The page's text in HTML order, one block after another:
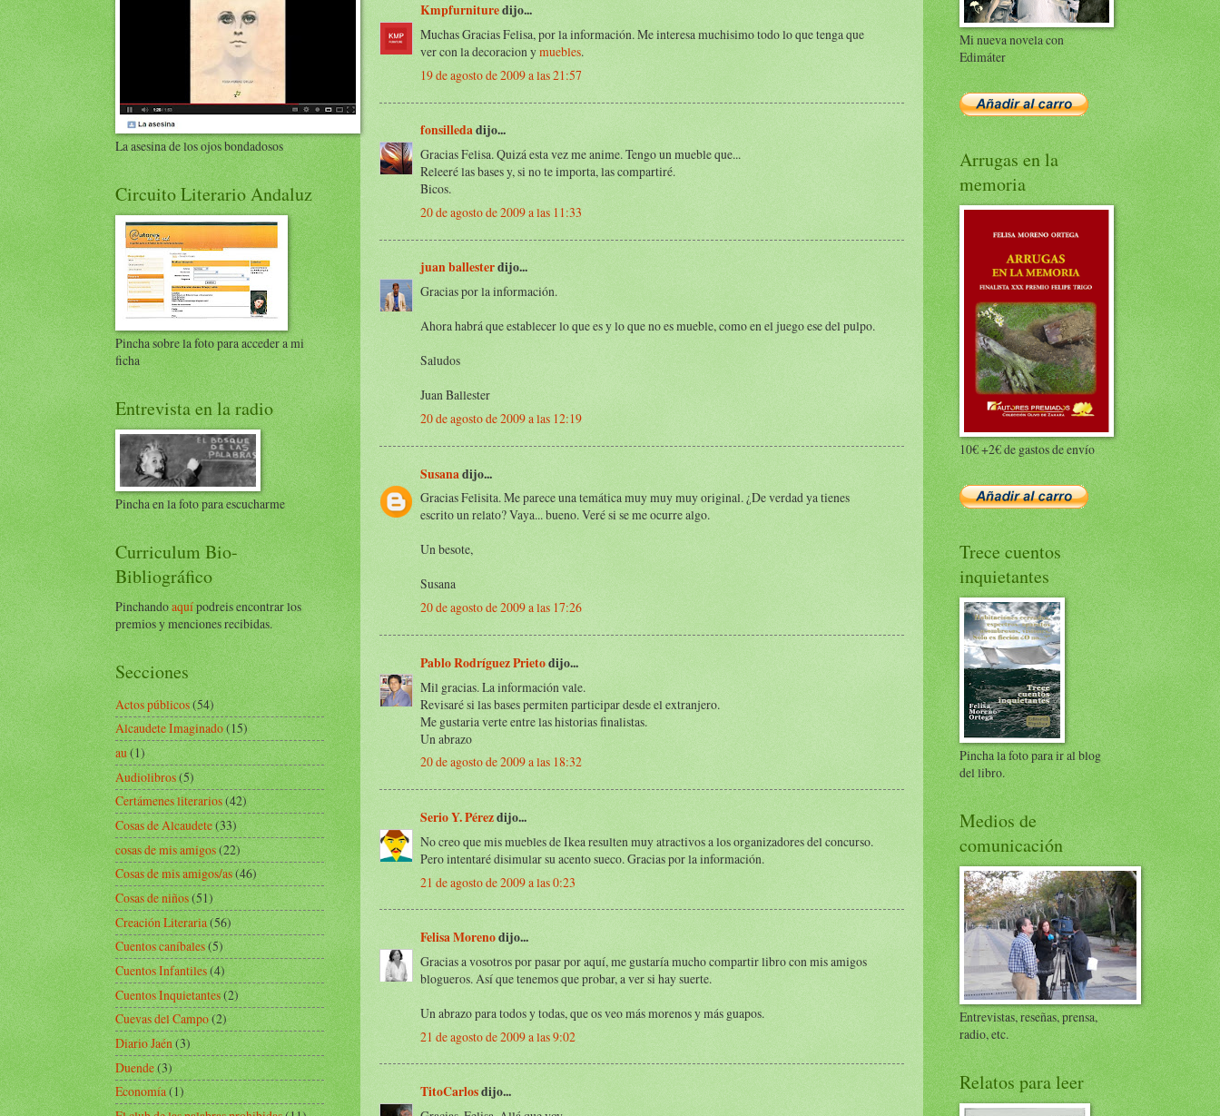
Kmpfurnituredijo...
Muchas Gracias Felisa, por la información. Me interesa muchisimo todo lo que tenga que
ver con la decoracion ymuebles.
19 de agosto de 2009 a las 21:57
fonsilledadijo...
Gracias Felisa. Quizá esta vez me anime. Tengo un mueble que...
Releeré las bases y, si no te importa, las compartiré.
Bicos.
20 de agosto de 2009 a las 11:33
juan ballesterdijo...
Gracias por la información.
Ahora habrá que establecer lo que es y lo que no es mueble, como en el juego ese del pulpo.
Saludos
Juan Ballester
20 de agosto de 2009 a las 12:19
Susanadijo...
Gracias Felisita. Me parece una temática muy muy muy original. ¿De verdad ya tienes
escrito un relato? Vaya... bueno. Veré si se me ocurre algo.
Un besote,
Susana
20 de agosto de 2009 a las 17:26
Pablo Rodríguez Prietodijo...
Mil gracias. La información vale.
Revisaré si las bases permiten participar desde el extranjero.
Me gustaria verte entre las historias finalistas.
Un abrazo
20 de agosto de 2009 a las 18:32
Serio Y. Pérezdijo...
No creo que mis muebles de Ikea resulten muy atractivos a los organizadores del concurso.
Pero intentaré disimular su acento sueco. Gracias por la información.
21 de agosto de 2009 a las 0:23
Felisa Morenodijo...
Gracias a vosotros por pasar por aquí, me gustaría mucho compartir libro con mis amigos
blogueros. Así que tenemos que probar, a ver si hay suerte.
Un abrazo para todos y todas, que os veo más morenos y más guapos.
21 de agosto de 2009 a las 9:02
TitoCarlosdijo...
La asesina de los ojos bondadosos
Circuito Literario Andaluz
Pincha sobre la foto para acceder a mi
ficha
Entrevista en la radio
Pincha en la foto para escucharme
Curriculum Bio-
Bibliográfico
Pinchandoaquípodreis encontrar los
premios y menciones recibidas.
Secciones
Actos públicos(54)
Alcaudete Imaginado(15)
au(1)
Audiolibros(5)
Certámenes literarios(42)
Cosas de Alcaudete(33)
cosas de mis amigos(22)
Cosas de mis amigos/as(46)
Cosas de niños(51)
Creación Literaria(56)
Cuentos caníbales(5)
Cuentos Infantiles(4)
Cuentos Inquietantes(2)
Cuevas del Campo(2)
Diario Jaén(3)
Duende(3)
Economía(1)
Mi nueva novela con
Edimáter
Arrugas en la
memoria
10€ +2€ de gastos de envío
Trece cuentos
inquietantes
Pincha la foto para ir al blog
del libro.
Medios de
comunicación
Entrevistas, reseñas, prensa,
radio, etc.
Relatos para leer